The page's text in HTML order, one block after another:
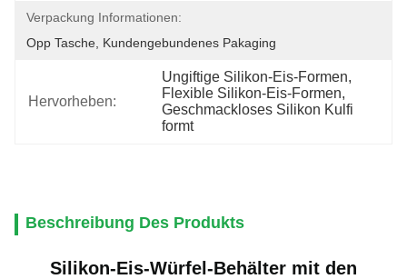
Verpackung Informationen:
Opp Tasche, Kundengebundenes Pakaging
Hervorheben:
Ungiftige Silikon-Eis-Formen,
Flexible Silikon-Eis-Formen,
Geschmackloses Silikon Kulfi
formt
Beschreibung Des Produkts
Silikon-Eis-Würfel-Behälter mit den